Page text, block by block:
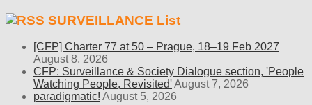
SURVEILLANCE List
[CFP] Charter 77 at 50 – Prague, 18–19 Feb 2027
August 8, 2026
CFP: Surveillance & Society Dialogue section, 'People
Watching People, Revisited'August 7, 2026
paradigmatic! August 5, 2026